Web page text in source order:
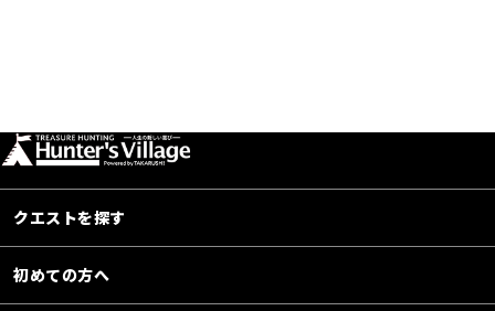
クエストを探す
初めての方へ